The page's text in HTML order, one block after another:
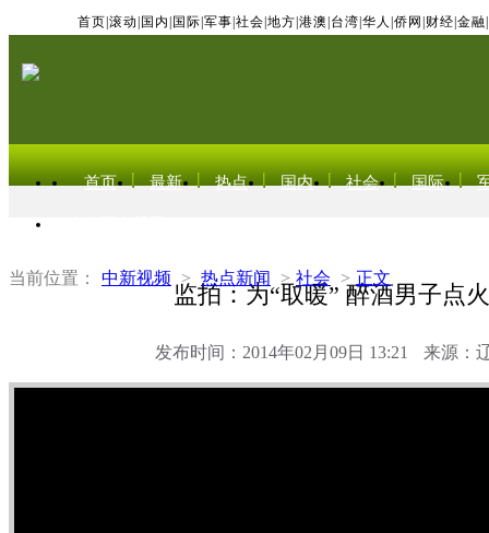
首页 滚动 国内 国际 军事 社会 地方 港澳 台湾 华人 侨网 财经 金融
首页 最新 热点 国内 社会 国际
当前位置： 中新视频 > 热点新闻 > 社会 > 正文
监拍：为“取暖” 醉酒男子点
发布时间：2014年02月09日 13:21 来源：